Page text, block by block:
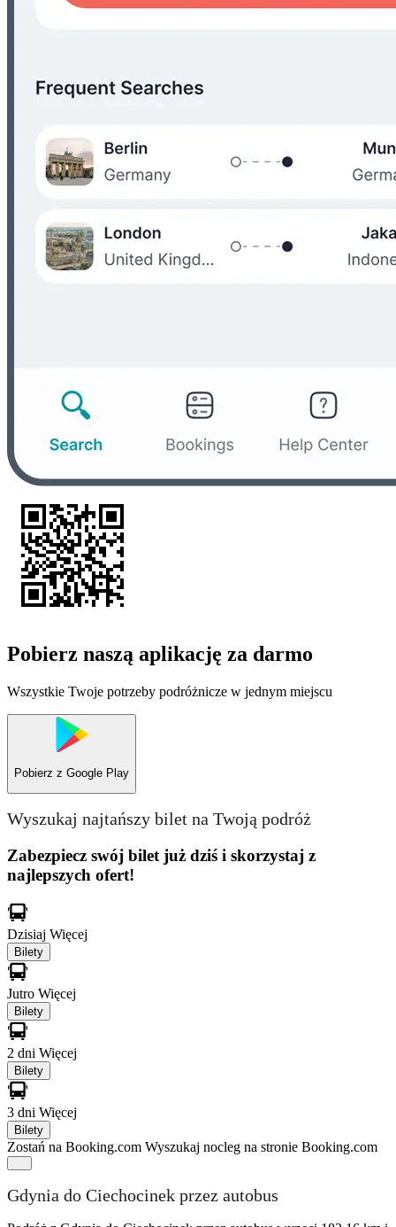
Pobierz naszą aplikację za darmo
Wszystkie Twoje potrzeby podróżnicze w jednym miejscu
Pobierz z Google Play
Wyszukaj najtańszy bilet na Twoją podróż
Zabezpiecz swój bilet już dziś i skorzystaj z
najlepszych ofert!
Dzisiaj Więcej
Bilety
Jutro Więcej
Bilety
2 dni Więcej
Bilety
3 dni Więcej
Bilety
Zostań na Booking.com Wyszukaj nocleg na stronie Booking.com
Gdynia do Ciechocinek przez autobus